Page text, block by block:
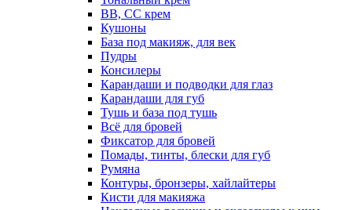
BB, CC крем
Кушоны
База под макияж, для век
Пудры
Консилеры
Карандаши и подводки для глаз
Карандаши для губ
Тушь и база под тушь
Всё для бровей
Фиксатор для бровей
Помады, тинты, блески для губ
Румяна
Контуры, бронзеры, хайлайтеры
Кисти для макияжа